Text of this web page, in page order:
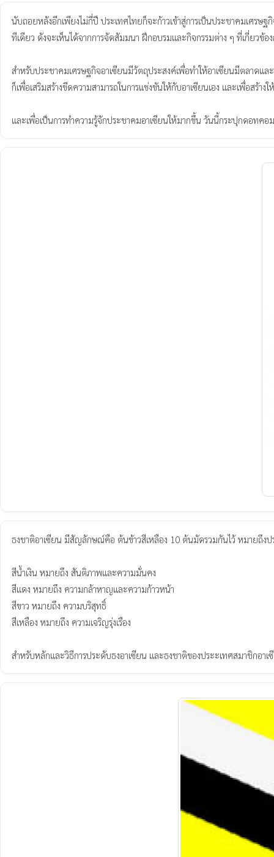
นับถอยหลังอีกเพียงไม่กี่ปี ประเทศไทยก็จะก้าวเข้าสู่การเป็นประชาคมเศรษ
ทีเดียว ดังจะเห็นได้จากการจัดสัมมนา ฝึกอบรมและกิจกรรมต่าง ๆ ที่เกี่ยวข้อ
สำหรับประชาคมเศรษฐกิจอาเซียนมีวัตถุประสงค์เพื่อทำให้อาเซียนมีตลาดแล
ก็เพื่อเสริมสร้างขีดความสามารถในการแข่งขันให้กับอาเซียนเอง และเพื่อส
และเพื่อเป็นการทำความรู้จักประชาคมอาเซียนให้มากขึ้น วันนี้กระปุกดอทค
ธงชาติอาเซียน มีสัญลักษณ์คือ ต้นข้าวสีเหลือง 10 ต้นมัดรวมกันไว้ หมายถึง
สีน้ำเงิน หมายถึง สันติภาพและความมั่นคง
สีแดง หมายถึง ความกล้าหาญและความก้าวหน้า
สีขาว หมายถึง ความบริสุทธิ์
สีเหลือง หมายถึง ความเจริญรุ่งเรือง
สำหรับหลักและวิธีการประดับธงอาเซียน และธงชาติของประะเทศสมาชิกอา